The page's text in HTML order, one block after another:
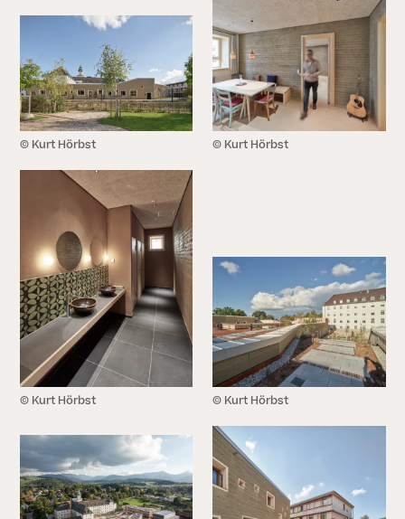
© Kurt Hörbst © Kurt Hörbst
© Kurt Hörbst © Kurt Hörbst